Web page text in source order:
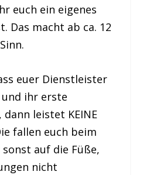
euch ein eigenes
Das macht ab ca. 12
euer Dienstleister
ihr erste
leistet KEINE
fallen euch beim
auf die Füße,
nicht